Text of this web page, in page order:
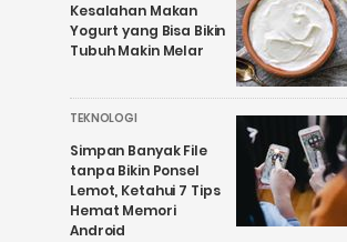
Kesalahan Makan
Yogurt yang Bisa Bikin
Tubuh Makin Melar
TEKNOLOGI
Simpan Banyak File
tanpa Bikin Ponsel
Lemot, Ketahui 7 Tips
Hemat Memori
Android